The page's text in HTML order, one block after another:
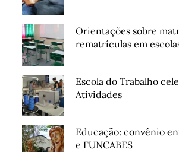
Orientações sobre
rematrículas em
Escola do Trabalho
Atividades
Educação: convênio
e FUNCABES